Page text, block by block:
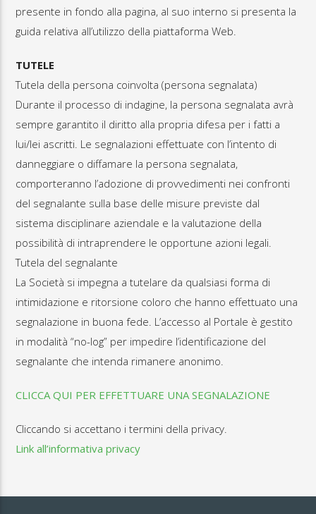
presente in fondo alla pagina, al suo interno si presenta la
guida relativa all’utilizzo della piattaforma Web.
TUTELE
Tutela della persona coinvolta (persona segnalata)
Durante il processo di indagine, la persona segnalata avrà
sempre garantito il diritto alla propria difesa per i fatti a
lui/lei ascritti. Le segnalazioni effettuate con l’intento di
danneggiare o diffamare la persona segnalata,
comporteranno l’adozione di provvedimenti nei confronti
del segnalante sulla base delle misure previste dal
sistema disciplinare aziendale e la valutazione della
possibilità di intraprendere le opportune azioni legali.
Tutela del segnalante
La Società si impegna a tutelare da qualsiasi forma di
intimidazione e ritorsione coloro che hanno effettuato una
segnalazione in buona fede. L’accesso al Portale è gestito
in modalità “no-log” per impedire l’identificazione del
segnalante che intenda rimanere anonimo.
CLICCA QUI PER EFFETTUARE UNA SEGNALAZIONE
Cliccando si accettano i termini della privacy.
Link all’informativa privacy